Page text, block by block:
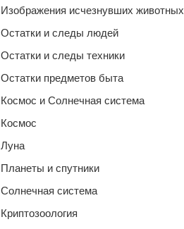
Изображения исчезнувших животных
Остатки и следы людей
Остатки и следы техники
Остатки предметов быта
Космос и Солнечная система
Космос
Луна
Планеты и спутники
Солнечная система
Криптозоология